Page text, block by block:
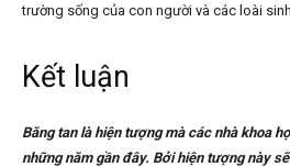
trường sống của con người và các loài
Kết luận
Băng tan là hiện tượng mà các nhà khoa
những năm gần đây. Bởi hiện tượng này